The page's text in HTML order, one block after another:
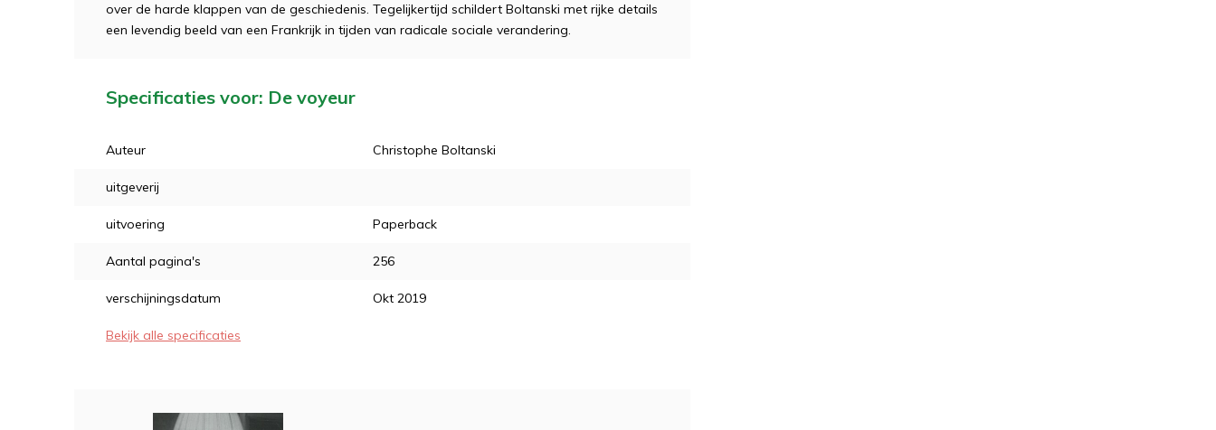
over de harde klappen van de geschiedenis. Tegelijkertijd schildert Boltanski met rijke details
een levendig beeld van een Frankrijk in tijden van radicale sociale verandering.
Specificaties voor: De voyeur
Auteur Christophe Boltanski
uitgeverij
uitvoering Paperback
Aantal pagina's 256
verschijningsdatum Okt 2019
Bekijk alle specificaties